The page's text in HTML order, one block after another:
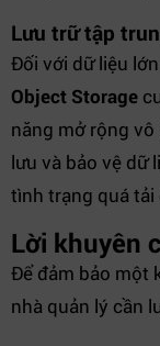
Lưu trữ tập
Đối với dữ liệu
Object Storage
năng mở rộng vô
lưu và bảo vệ dữ
tình trạng quá
Lời khuyên
Để đảm bảo một
nhà quản lý cần